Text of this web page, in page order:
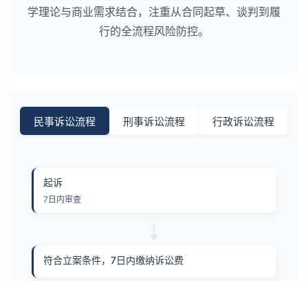
学理论与商业需求结合，注重从合同起草、谈判到履
行的全流程风险防控。
民事诉讼流程 刑事诉讼流程 行政诉讼流程
起诉
7日内审查
符合立案条件，7日内缴纳诉讼费